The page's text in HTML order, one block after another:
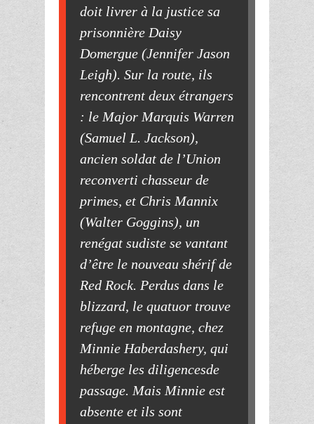
doit livrer à la justice sa
prisonnière Daisy
Domergue (Jennifer Jason
Leigh). Sur la route, ils
rencontrent deux étrangers
: le Major Marquis Warren
(Samuel L. Jackson),
ancien soldat de l’Union
reconverti chasseur de
primes, et Chris Mannix
(Walter Goggins), un
renégat sudiste se vantant
d’être le nouveau shérif de
Red Rock. Perdus dans le
blizzard, le quatuor trouve
refuge en montagne, chez
Minnie Haberdashery, qui
héberge les diligencesde
passage. Mais Minnie est
absente et ils sont